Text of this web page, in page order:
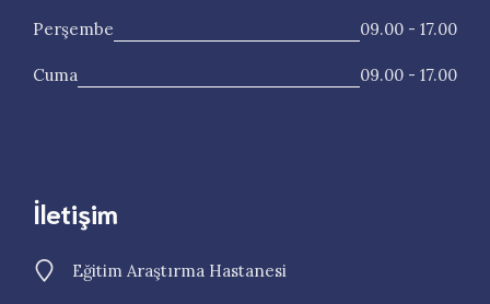
Perşembe 09.00 - 17.00
Cuma 09.00 - 17.00
İletişim
Eğitim Araştırma Hastanesi